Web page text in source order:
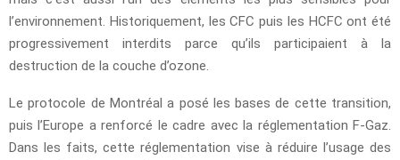
l’environnement. Historiquement, les CFC puis les HCFC ont été
progressivement interdits parce qu’ils participaient à la
destruction de la couche d’ozone.
Le protocole de Montréal a posé les bases de cette transition,
puis l’Europe a renforcé le cadre avec la réglementation F-Gaz.
Dans les faits, cette réglementation vise à réduire l’usage des